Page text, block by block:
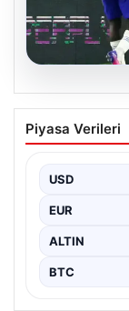
08.08.2026
Chelsea,
Maçında
maçında
mağlup
Piyasa Verileri
USD
EUR
ALTIN
BTC